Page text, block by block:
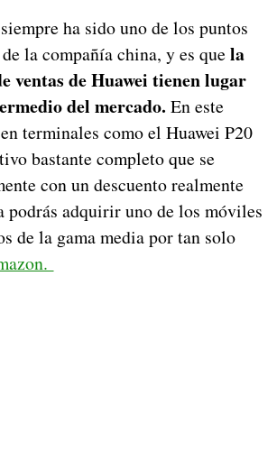
ha sido uno de los puntos
la compañía china, y es que la
ventas de Huawei tienen lugar
del mercado. En este
terminales como el Huawei P20
bastante completo que se
con un descuento realmente
adquirir uno de los móviles
de la gama media por tan solo